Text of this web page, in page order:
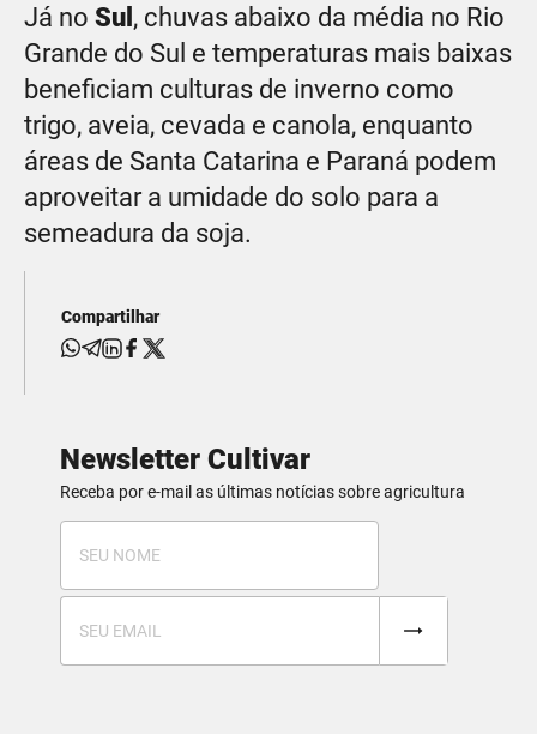
Já no Sul , chuvas abaixo da média no Rio
Grande do Sul e temperaturas mais baixas
beneficiam culturas de inverno como
trigo, aveia, cevada e canola, enquanto
áreas de Santa Catarina e Paraná podem
aproveitar a umidade do solo para a
semeadura da soja.
Compartilhar
Newsletter Cultivar
Receba por e-mail as últimas notícias sobre agricultura